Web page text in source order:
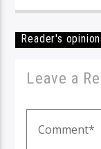
Reader's
Leave a